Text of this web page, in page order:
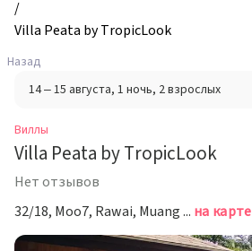
/
Villa Peata by TropicLook
Назад
14 – 15 августа, 1 ночь, 2 взрослых
Виллы
Villa Peata by TropicLook
Нет отзывов
32/18, Moo7, Rawai, Muang , Phuket, Равай на карте